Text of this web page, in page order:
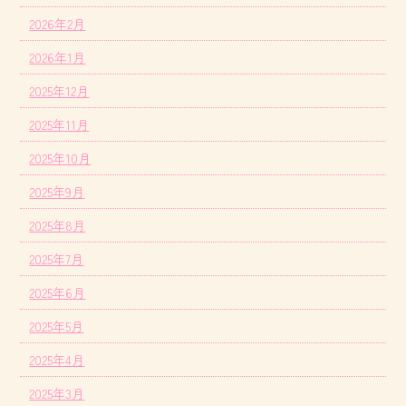
2026年2月
2026年1月
2025年12月
2025年11月
2025年10月
2025年9月
2025年8月
2025年7月
2025年6月
2025年5月
2025年4月
2025年3月